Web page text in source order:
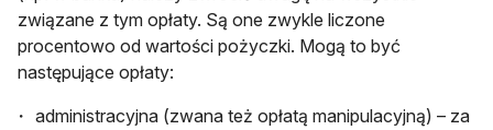
związane z tym opłaty. Są one zwykle liczone
procentowo od wartości pożyczki. Mogą to być
następujące opłaty:
administracyjna (zwana też opłatą manipulacyjną) – za